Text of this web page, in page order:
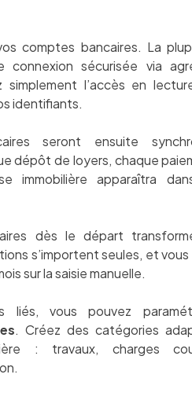
comptes bancaires. La
sécurisée via
simplement l’accès en
identifiants.
seront ensuite
dépôt de loyers, chaque
immobilière apparaîtra
dès le départ
s’importent seules, et
sur la saisie manuelle.
liés, vous pouvez
. Créez des catégories
: travaux, charges